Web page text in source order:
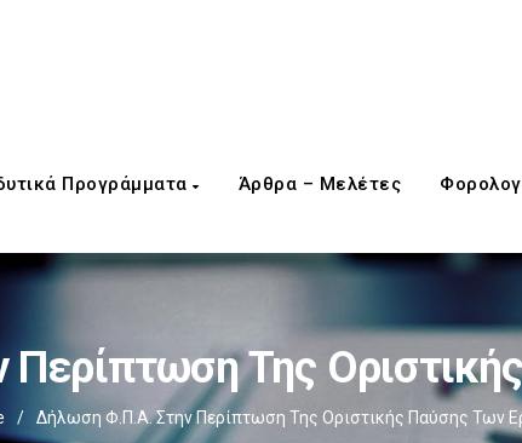
Προγράμματα Άρθρα – Μελέτες
Της
/ Δήλωση Φ.Π.Α. Στην Περίπτωση Της Οριστικής Παύσης Των